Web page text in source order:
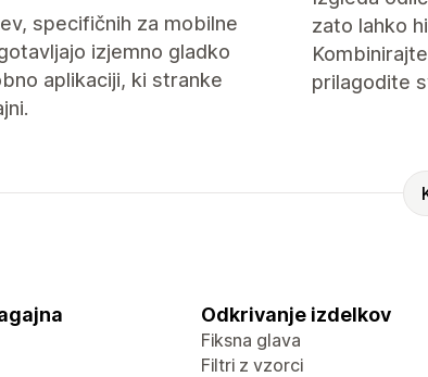
specifičnih za mobilne
izjemno gladko
aplikaciji, ki stranke
zato lahko
prilagodite
Odkrivanje izdelkov
Fiksna glava
Filtri z vzorci